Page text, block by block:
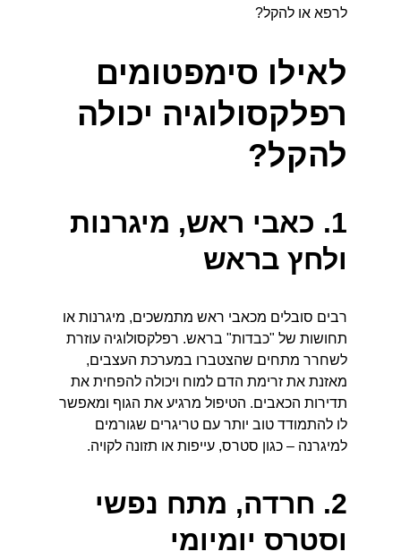
לרפא או להקל?
לאילו סימפטומים
רפלקסולוגיה יכולה
להקל?
1. כאבי ראש, מיגרנות
ולחץ בראש
רבים סובלים מכאבי ראש מתמשכים, מיגרנות או
תחושות של "כבדות" בראש. רפלקסולוגיה עוזרת
לשחרר מתחים שהצטברו במערכת העצבים,
מאזנת את זרימת הדם למוח ויכולה להפחית את
תדירות הכאבים. הטיפול מרגיע את הגוף ומאפשר
לו להתמודד טוב יותר עם טריגרים שגורמים
למיגרנה – כגון סטרס, עייפות או תזונה לקויה.
2. חרדה, מתח נפשי
וסטרס יומיומי